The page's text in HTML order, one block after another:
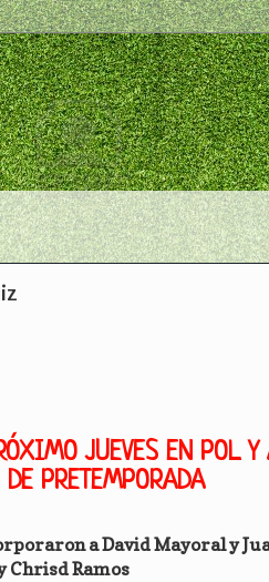
JUEVES EN POL Y
PRETEMPORADA
a David Mayoral y
Chrisd Ramos